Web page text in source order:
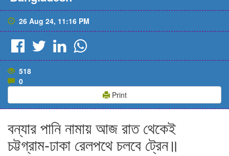
26 Aug 24, 11:16 PM
518
0
Print
বন্যার পানি নামায় আজ রাত থেকেই
চট্টগ্রাম-ঢাকা রেলপথে চলবে ট্রেন॥